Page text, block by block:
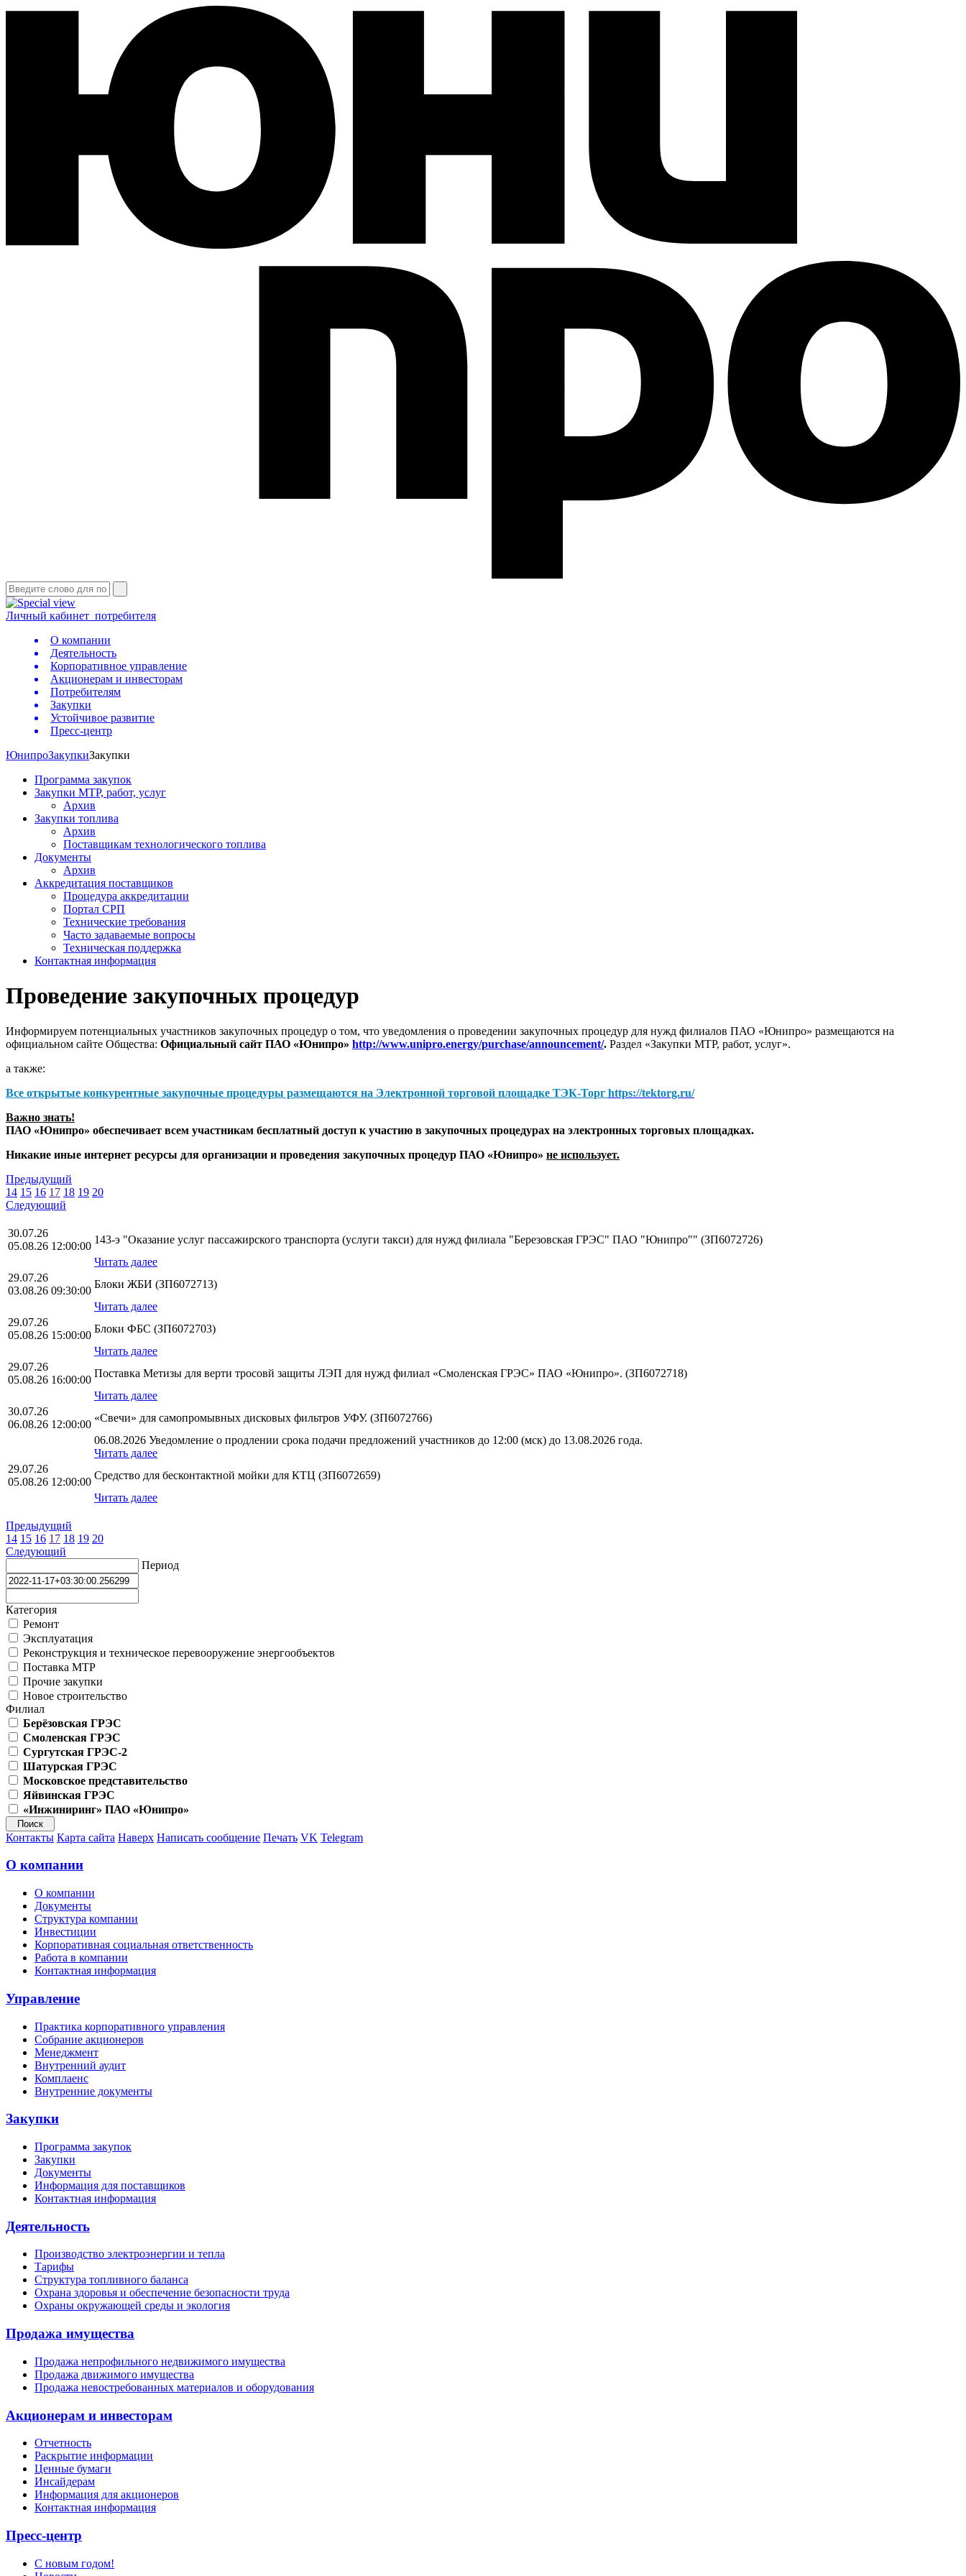
Личный кабинет потребителя
О компании
Деятельность
Корпоративное управление
Акционерам и инвесторам
Потребителям
Закупки
Устойчивое развитие
Пресс-центр
ЮнипроЗакупкиЗакупки
Программа закупок
Закупки МТР, работ, услуг
Архив
Закупки топлива
Архив
Поставщикам технологического топлива
Документы
Архив
Аккредитация поставщиков
Процедура аккредитации
Портал СРП
Технические требования
Часто задаваемые вопросы
Техническая поддержка
Контактная информация
Проведение закупочных процедур
Информируем потенциальных участников закупочных процедур о том, что уведомления о проведении закупочных процедур для нужд филиалов ПАО «Юнипро» размещаются на
официальном сайте Общества: Официальный сайт ПАО «Юнипро» http://www.unipro.energy/purchase/announcement/. Раздел «Закупки МТР, работ, услуг».
а также:
Все открытые конкурентные закупочные процедуры размещаются на Электронной торговой площадке ТЭК-Торг https://tektorg.ru/
Важно знать!
ПАО «Юнипро» обеспечивает всем участникам бесплатный доступ к участию в закупочных процедурах на электронных торговых площадках.
Никакие иные интернет ресурсы для организации и проведения закупочных процедур ПАО «Юнипро» не использует.
Предыдущий
14 15 16 17 18 19 20
Следующий
30.07.26
05.08.26 12:00:00
143-э "Оказание услуг пассажирского транспорта (услуги такси) для нужд филиала "Березовская ГРЭС" ПАО "Юнипро"" (ЗП6072726)
Читать далее
29.07.26
03.08.26 09:30:00
Блоки ЖБИ (ЗП6072713)
Читать далее
29.07.26
05.08.26 15:00:00
Блоки ФБС (ЗП6072703)
Читать далее
29.07.26
05.08.26 16:00:00
Поставка Метизы для верти тросовй защиты ЛЭП для нужд филиал «Смоленская ГРЭС» ПАО «Юнипро». (ЗП6072718)
Читать далее
30.07.26
06.08.26 12:00:00
«Свечи» для самопромывных дисковых фильтров УФУ. (ЗП6072766)
06.08.2026 Уведомление о продлении срока подачи предложений участников до 12:00 (мск) до 13.08.2026 года.
Читать далее
29.07.26
05.08.26 12:00:00
Средство для бесконтактной мойки для КТЦ (ЗП6072659)
Читать далее
Предыдущий
14 15 16 17 18 19 20
Следующий
Период
Категория
Ремонт
Эксплуатация
Реконструкция и техническое перевооружение энергообъектов
Поставка МТР
Прочие закупки
Новое строительство
Филиал
Берёзовская ГРЭС
Смоленская ГРЭС
Сургутская ГРЭС-2
Шатурская ГРЭС
Московское представительство
Яйвинская ГРЭС
«Инжиниринг» ПАО «Юнипро»
Контакты Карта сайта Наверх Написать сообщение Печать VK Telegram
О компании
О компании
Документы
Структура компании
Инвестиции
Корпоративная социальная ответственность
Работа в компании
Контактная информация
Управление
Практика корпоративного управления
Собрание акционеров
Менеджмент
Внутренний аудит
Комплаенс
Внутренние документы
Закупки
Программа закупок
Закупки
Документы
Информация для поставщиков
Контактная информация
Деятельность
Производство электроэнергии и тепла
Тарифы
Структура топливного баланса
Охрана здоровья и обеспечение безопасности труда
Охраны окружающей среды и экология
Продажа имущества
Продажа непрофильного недвижимого имущества
Продажа движимого имущества
Продажа невостребованных материалов и оборудования
Акционерам и инвесторам
Отчетность
Раскрытие информации
Ценные бумаги
Инсайдерам
Информация для акционеров
Контактная информация
Пресс-центр
С новым годом!